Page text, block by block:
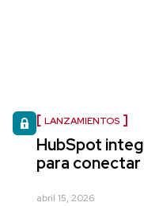
LANZAMIENTOS
HubSpot
para conectar
abril 15, 2026